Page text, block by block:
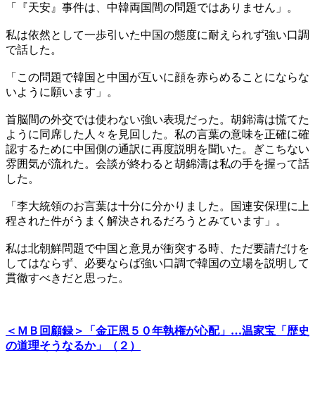
「『天安』事件は、中韓両国間の問題ではありません」。
私は依然として一歩引いた中国の態度に耐えられず強い口調
で話した。
「この問題で韓国と中国が互いに顔を赤らめることにならな
いように願います」。
首脳間の外交では使わない強い表現だった。胡錦濤は慌てた
ように同席した人々を見回した。私の言葉の意味を正確に確
認するために中国側の通訳に再度説明を聞いた。ぎこちない
雰囲気が流れた。会談が終わると胡錦濤は私の手を握って話
した。
「李大統領のお言葉は十分に分かりました。国連安保理に上
程された件がうまく解決されるだろうとみています」。
私は北朝鮮問題で中国と意見が衝突する時、ただ要請だけを
してはならず、必要ならば強い口調で韓国の立場を説明して
貫徹すべきだと思った。
＜ＭＢ回顧録＞「金正恩５０年執権が心配」…温家宝「歴史
の道理そうなるか」（２）